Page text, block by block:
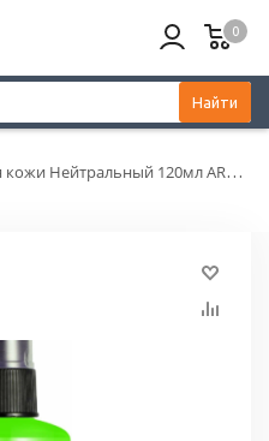
0
Найти
Нейтральный 120мл ARNEZI N5002002